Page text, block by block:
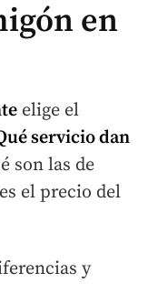
en
elige el
servicio dan
son las de
el precio del
y